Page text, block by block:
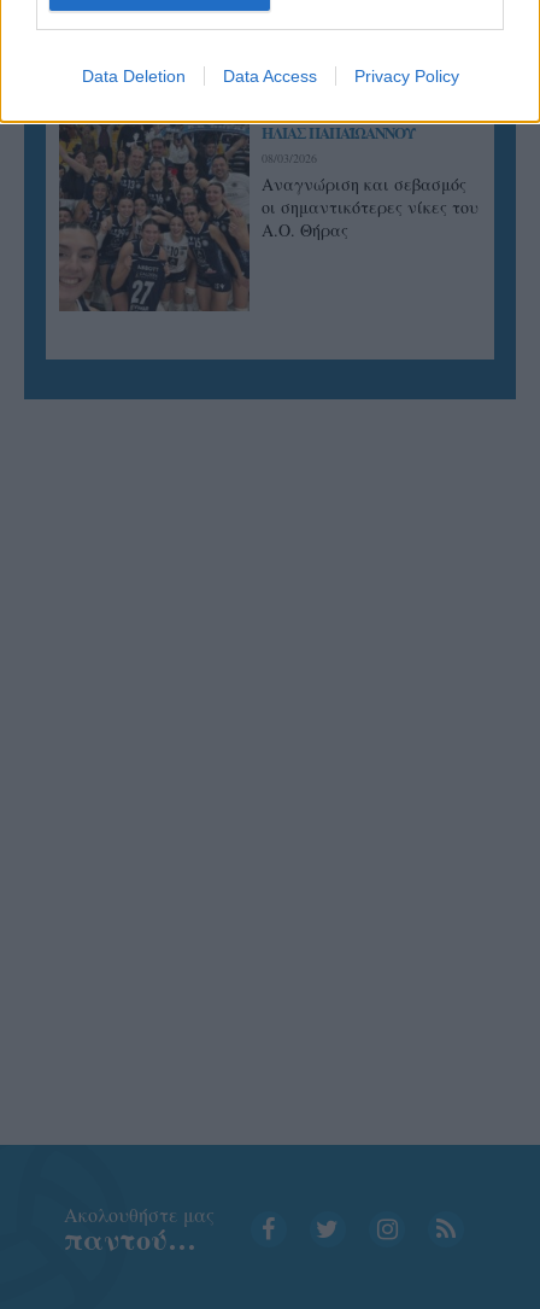
Data Deletion Data Access Privacy Policy
Παναθηναϊκού με την
ιστορία
ΗΛΙΑΣ ΠΑΠΑΪΩΑΝΝΟΥ
08/03/2026
Αναγνώριση και σεβασμός
οι σημαντικότερες νίκες του
Α.Ο. Θήρας
Aκολουθήστε μας
παντού…